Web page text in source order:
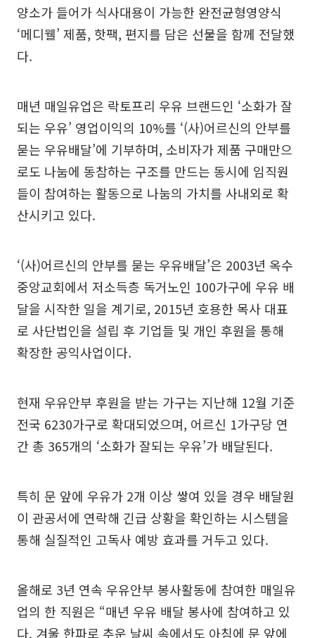
양소가 들어가 식사대용이 가능한 완전균형영양식
‘메디웰’ 제품, 핫팩, 편지를 담은 선물을 함께 전달했
다.
매년 매일유업은 락토프리 우유 브랜드인 ‘소화가 잘
되는 우유’ 영업이익의 10%를 ‘(사)어르신의 안부를
묻는 우유배달’에 기부하며, 소비자가 제품 구매만으
로도 나눔에 동참하는 구조를 만드는 동시에 임직원
들이 참여하는 활동으로 나눔의 가치를 사내외로 확
산시키고 있다.
‘(사)어르신의 안부를 묻는 우유배달’은 2003년 옥수
중앙교회에서 저소득층 독거노인 100가구에 우유 배
달을 시작한 일을 계기로, 2015년 호용한 목사 대표
로 사단법인을 설립 후 기업들 및 개인 후원을 통해
확장한 공익사업이다.
현재 우유안부 후원을 받는 가구는 지난해 12월 기준
전국 6230가구로 확대되었으며, 어르신 1가구당 연
간 총 365개의 ‘소화가 잘되는 우유’가 배달된다.
특히 문 앞에 우유가 2개 이상 쌓여 있을 경우 배달원
이 관공서에 연락해 긴급 상황을 확인하는 시스템을
통해 실질적인 고독사 예방 효과를 거두고 있다.
올해로 3년 연속 우유안부 봉사활동에 참여한 매일유
업의 한 직원은 “매년 우유 배달 봉사에 참여하고 있
다. 겨울 한파로 추운 날씨 속에서도 아침에 문 앞에